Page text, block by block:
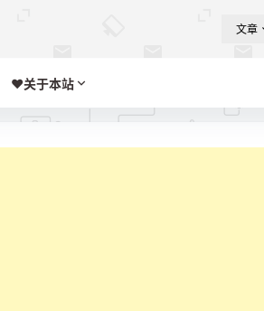
文章
❤️‍关于本站